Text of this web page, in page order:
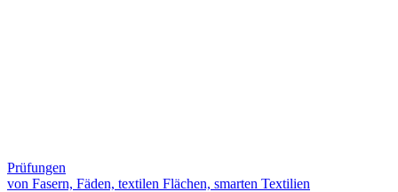
Prüfungen
von Fasern, Fäden, textilen Flächen, smarten Textilien